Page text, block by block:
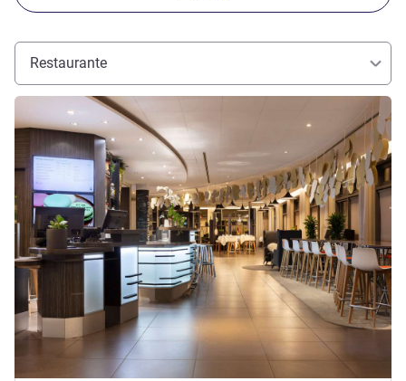
Restaurante
Más información